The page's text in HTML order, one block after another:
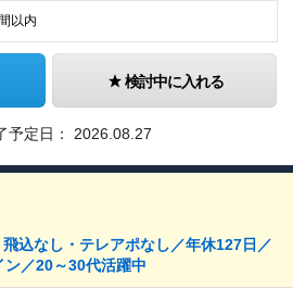
以内
検討中に入れる
予定日： 2026.08.27
込なし・テレアポなし／年休127日／
ン／20～30代活躍中